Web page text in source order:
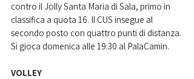
contro il Jolly Santa Maria di Sala, primo in
classifica a quota 16. Il CUS insegue al
secondo posto con quattro punti di distanza.
Si gioca domenica alle 19:30 al PalaCamin.
VOLLEY